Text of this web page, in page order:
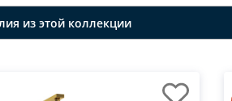
из этой коллекции